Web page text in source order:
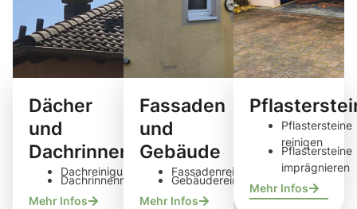
Dächer
und
Dachrinnen
Dachreinigung
Dachrinnenreinigung
Mehr Infos
Fassaden
und
Gebäude
Fassadenreinigung
Gebäudereinigung
Mehr Infos
Pflastersteine
reinigen
Pflastersteine
imprägnieren
Mehr Infos